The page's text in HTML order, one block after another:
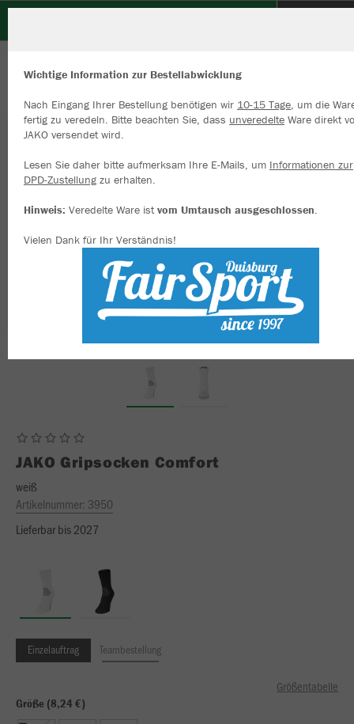
JAKO Gripsocken Comfort
weiß
Artikelnummer: 3950
Lieferbar bis 2027
Einzelauftrag Teambestellung
Größentabelle
Größe (8,24 €)
Wichtige Information zur Bestellabwicklung
Nach Eingang Ihrer Bestellung benötigen wir 10-15 Tage, um die
fertig zu veredeln. Bitte beachten Sie, dass unveredelte Ware direkt
JAKO versendet wird.
Lesen Sie daher bitte aufmerksam Ihre E-Mails, um Informationen zur
DPD-Zustellung zu erhalten.
Hinweis: Veredelte Ware istvom Umtausch ausgeschlossen.
Vielen Dank für Ihr Verständnis!
Wir verwenden Cookies
Inhalte anzeigen und unsere Website verbessern. Weitere
zu den Cookies findest Du in den Einstellungen.
Alle akzeptieren
Alle ablehnen
mehr Infos
Datenschutz
Impressum